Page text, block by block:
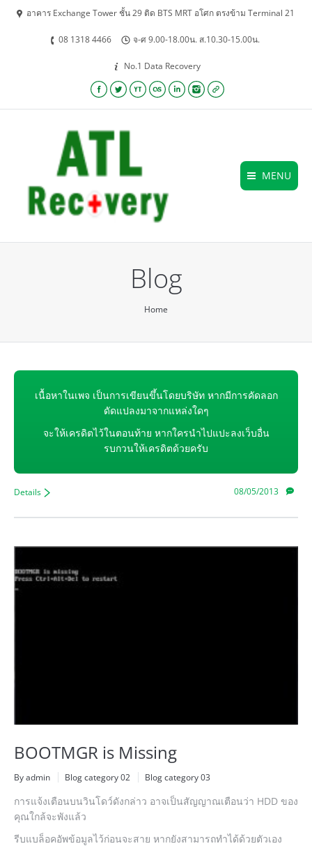
อาคาร Exchange Tower ชั้น 29 ติด BTS MRT อโศก ตรงข้าม Terminal 21
08 1318 4466 จ-ศ 9.00-18.00น. ส.10.30-15.00น.
No.1 Data Recovery
Facebook
TwitterYouTubeLastfmLinkedinInstagram
Website
MENU
Blog
Home
เนื้อหาในเพจ เป็นการเขียนขึ้นโดยบริษัท หากมีการคัดลอก
ดัดแปลงมาจากแหล่งใดๆ
จะให้เครดิตไว้ในตอนท้าย หากใครนำไปแปะลงเว็บอื่น
รบกวนให้เครดิตด้วยครับ
08/05/2013
Details
BOOTMGR is Missing
By admin Blog category 02 Blog category 03
การแจ้งเตือนบนวินโดว์ดังกล่าว อาจเป็นสัญญาณเตือนว่า HDD ของ
คุณใกล้จะพังแล้ว
รีบแบล็อคอัพข้อมูลไว้ก่อนจะสาย หากยังสามารถทำได้ด้วยตัวเอง